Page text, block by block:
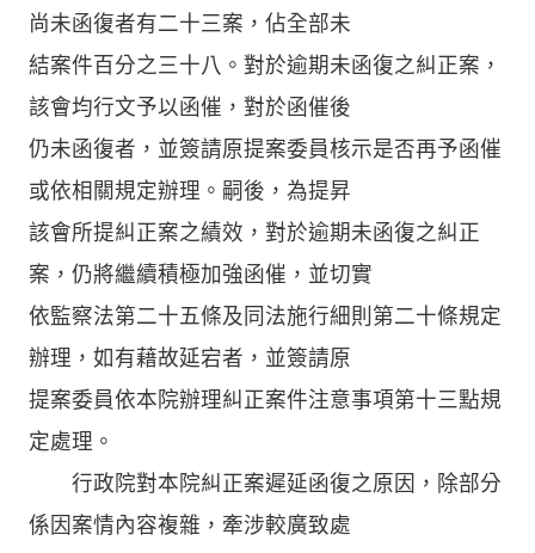
尚未函復者有二十三案，佔全部未
結案件百分之三十八。對於逾期未函復之糾正案，
該會均行文予以函催，對於函催後
仍未函復者，並簽請原提案委員核示是否再予函催
或依相關規定辦理。嗣後，為提昇
該會所提糾正案之績效，對於逾期未函復之糾正
案，仍將繼續積極加強函催，並切實
依監察法第二十五條及同法施行細則第二十條規定
辦理，如有藉故延宕者，並簽請原
提案委員依本院辦理糾正案件注意事項第十三點規
定處理。
行政院對本院糾正案遲延函復之原因，除部分
係因案情內容複雜，牽涉較廣致處